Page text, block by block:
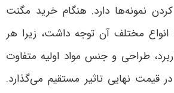
نمونه‌ها دارد. هنگام خرید مگنت
انواع مختلف آن توجه داشت، زیرا هر
طراحی و جنس مواد اولیه متفاوت
نهایی تاثیر مستقیم می‌گذارد.